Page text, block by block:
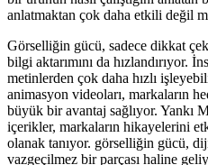
anlatmaktan çok daha etkili değil
Görselliğin gücü, sadece dikkat
bilgi aktarımını da hızlandırıyor.
metinlerden çok daha hızlı
animasyon videoları, markaların
büyük bir avantaj sağlıyor. Yankı
içerikler, markaların hikayelerini
olanak tanıyor. görselliğin gücü,
vazgeçilmez bir parçası haline